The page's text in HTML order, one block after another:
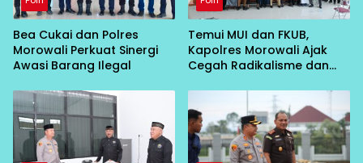
Bea Cukai dan Polres
Morowali Perkuat Sinergi
Awasi Barang Ilegal
Temui MUI dan FKUB,
Kapolres Morowali Ajak
Cegah Radikalisme dan